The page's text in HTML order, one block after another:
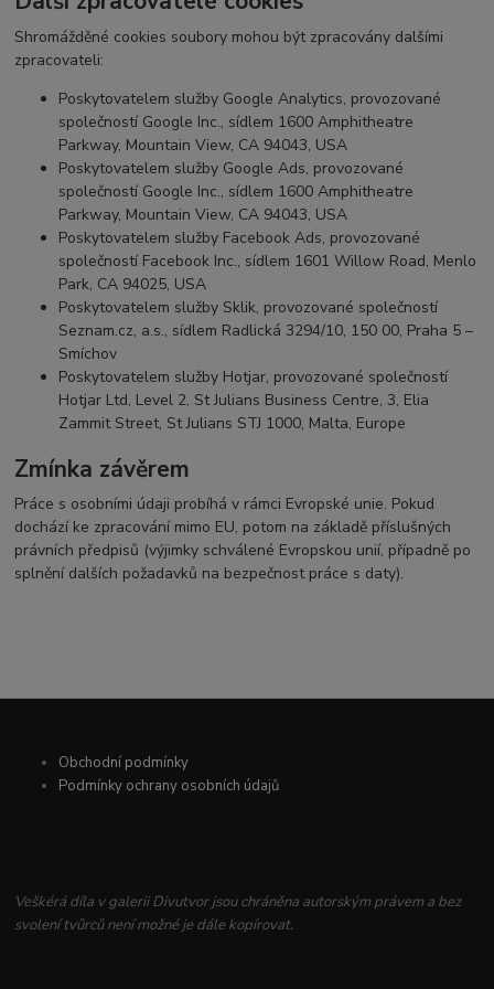
Shromážděné cookies soubory mohou být zpracovány dalšími
zpracovateli:
Poskytovatelem služby Google Analytics, provozované
společností Google Inc., sídlem 1600 Amphitheatre
Parkway, Mountain View, CA 94043, USA
Poskytovatelem služby Google Ads, provozované
společností Google Inc., sídlem 1600 Amphitheatre
Parkway, Mountain View, CA 94043, USA
Poskytovatelem služby Facebook Ads, provozované
společností Facebook Inc., sídlem 1601 Willow Road, Menlo
Park, CA 94025, USA
Poskytovatelem služby Sklik, provozované společností
Seznam.cz, a.s., sídlem Radlická 3294/10, 150 00, Praha 5 –
Smíchov
Poskytovatelem služby Hotjar, provozované společností
Hotjar Ltd, Level 2, St Julians Business Centre, 3, Elia
Zammit Street, St Julians STJ 1000, Malta, Europe
Zmínka závěrem
Práce s osobními údaji probíhá v rámci Evropské unie. Pokud
dochází ke zpracování mimo EU, potom na základě příslušných
právních předpisů (výjimky schválené Evropskou unií, případně po
splnění dalších požadavků na bezpečnost práce s daty).
Obchodní podmínky
Podmínky ochrany osobních údajů
Veškérá díla v galerii Divutvor jsou chráněna autorským právem a bez
svolení tvůrců není možné je dále kopírovat.